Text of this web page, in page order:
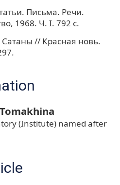
Письма. Речи.
1968. Ч. I. 792 с.
// Красная новь.
(Institute) named after